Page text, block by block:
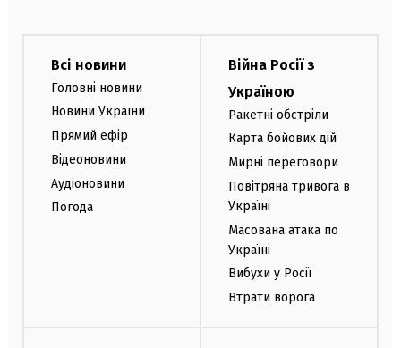
Всі новини
Головні новини
Новини України
Прямий ефір
Відеоновини
Аудіоновини
Погода
Війна Росії з
Україною
Ракетні обстріли
Карта бойових дій
Мирні переговори
Повітряна тривога в
Україні
Масована атака по
Україні
Вибухи у Росії
Втрати ворога